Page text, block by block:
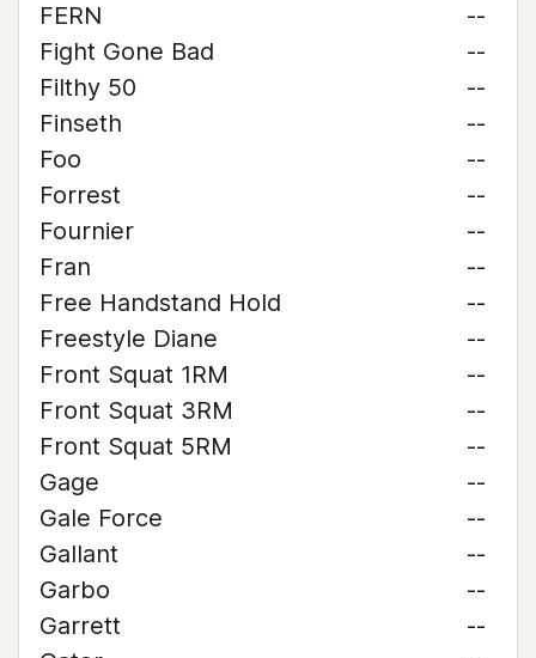
FERN
--
Fight Gone Bad
--
Filthy 50
--
Finseth
--
Foo
--
Forrest
--
Fournier
--
Fran
--
Free Handstand Hold
--
Freestyle Diane
--
Front Squat 1RM
--
Front Squat 3RM
--
Front Squat 5RM
--
Gage
--
Gale Force
--
Gallant
--
Garbo
--
Garrett
--